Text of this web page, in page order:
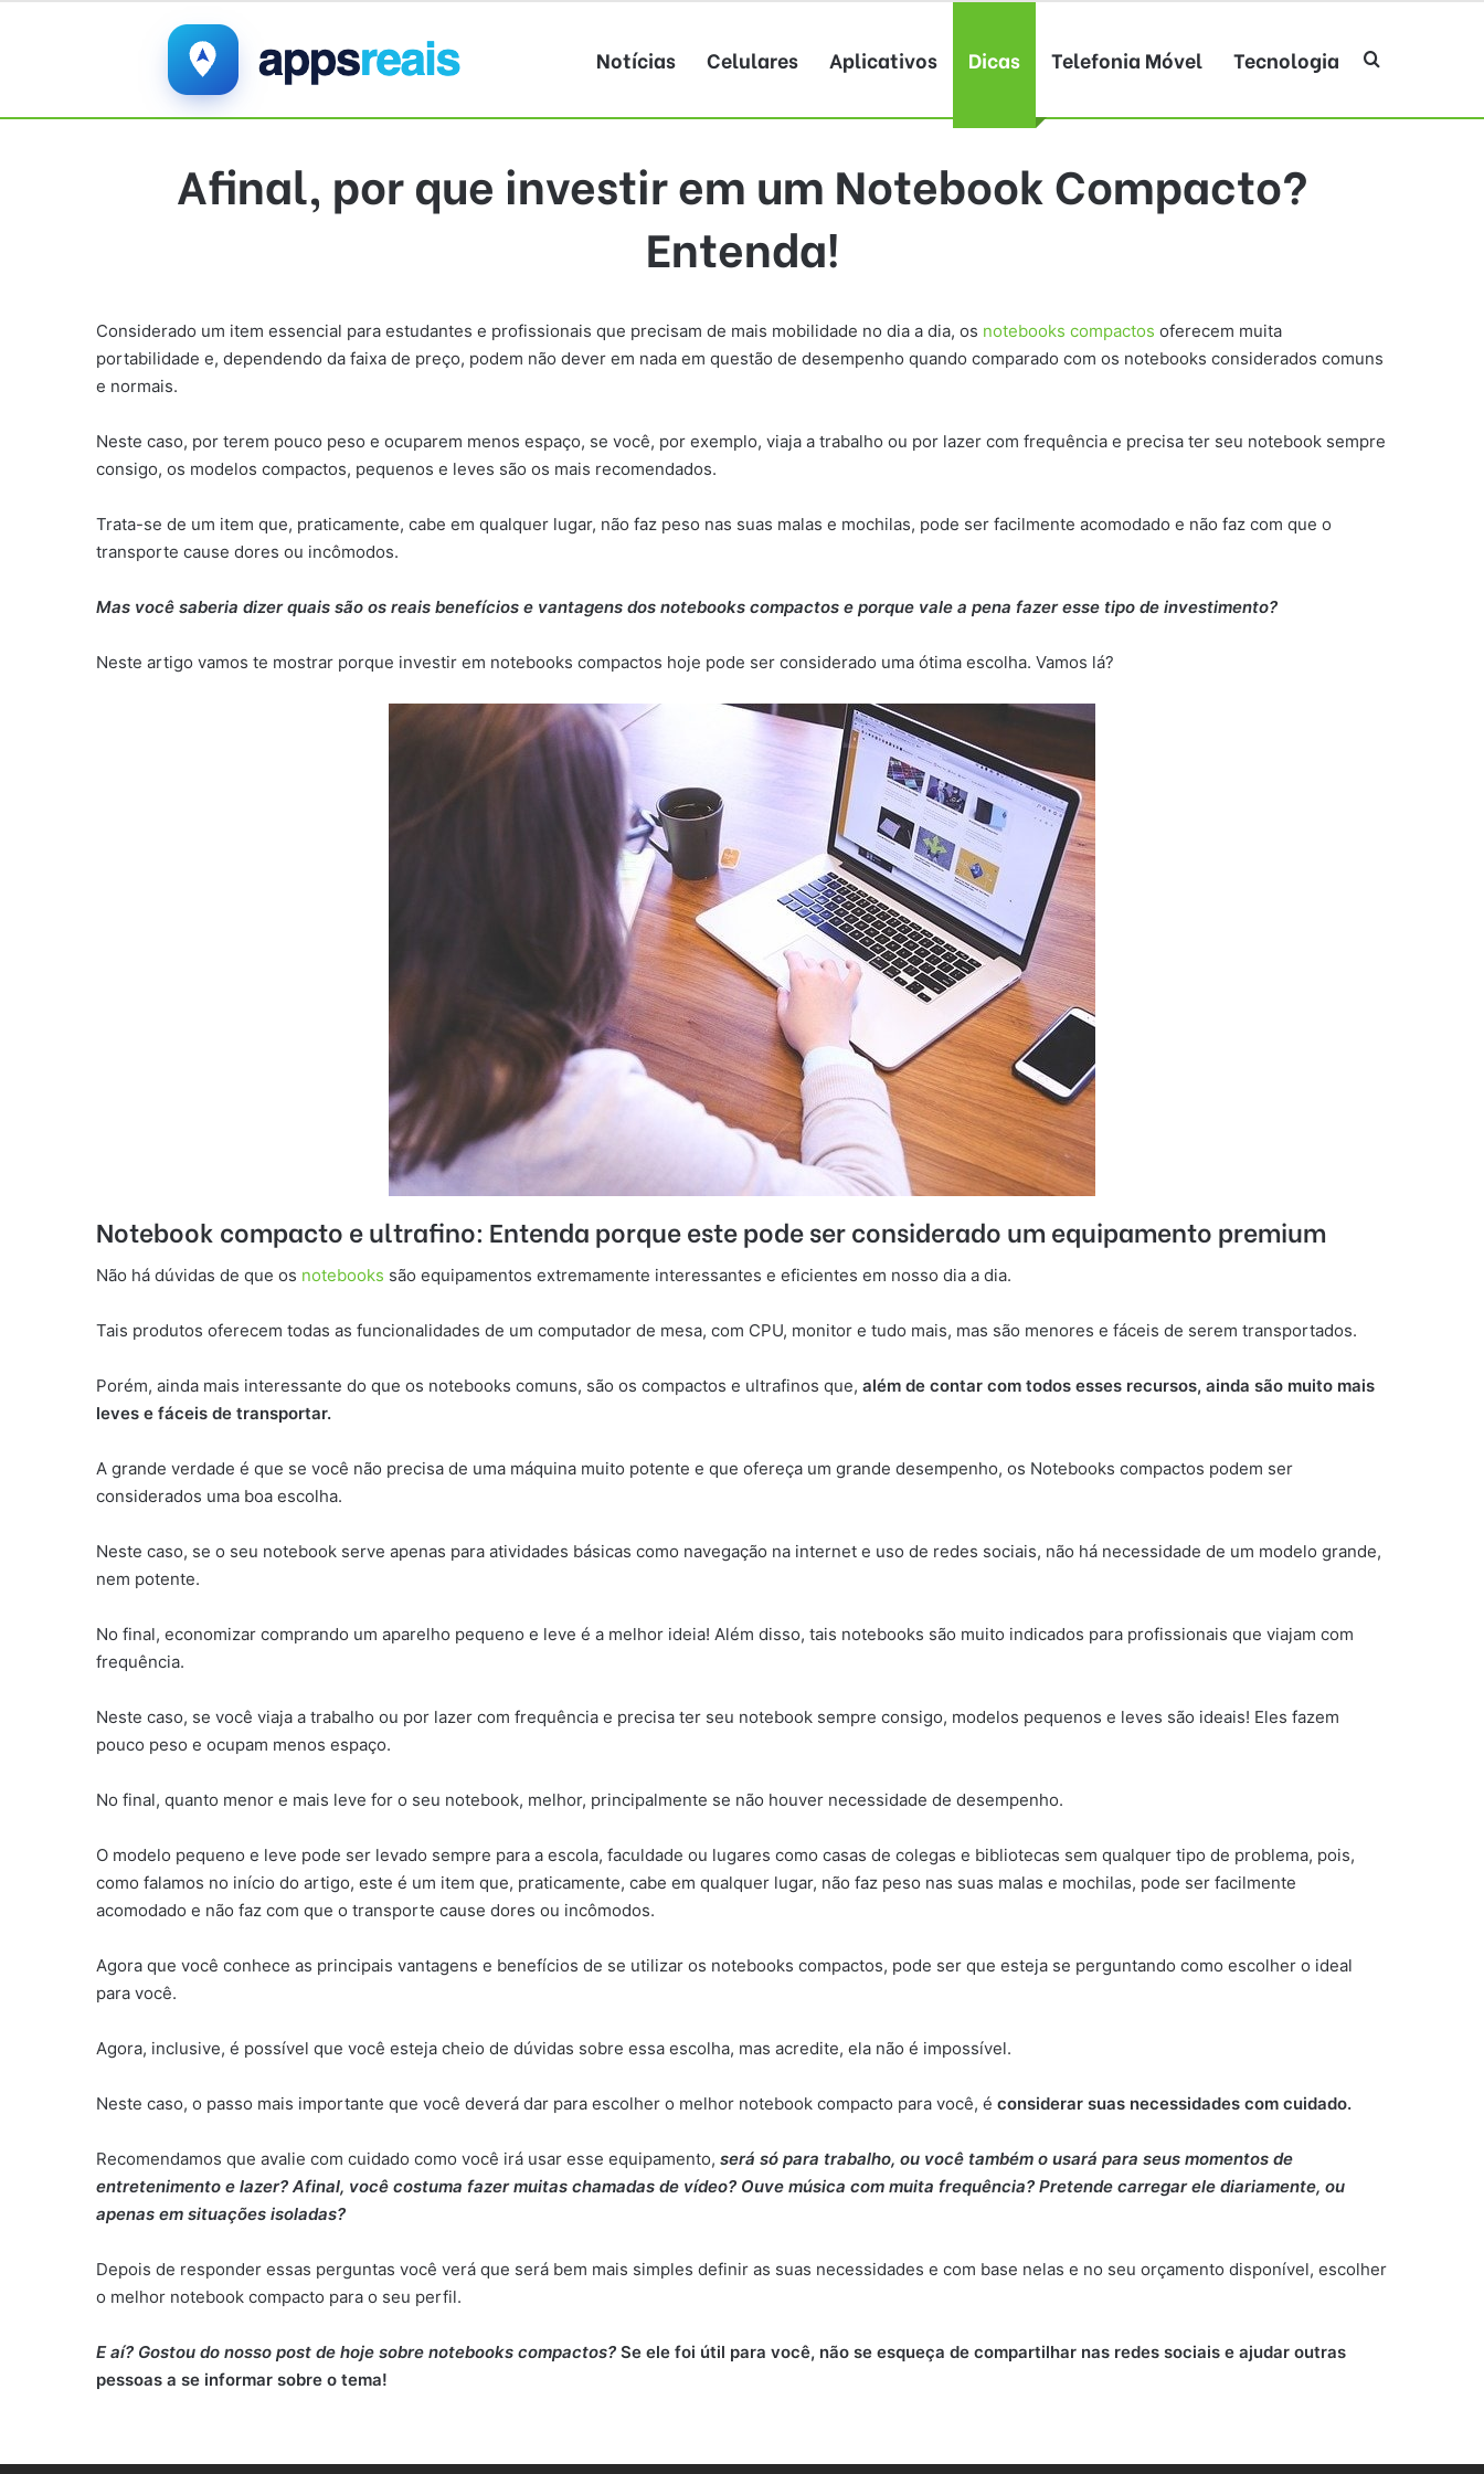
Notícias Celulares Aplicativos Dicas Telefonia Móvel Tecnologia Procurar por
Afinal, por que investir em um Notebook Compacto?
Entenda!
Considerado um item essencial para estudantes e profissionais que precisam de mais mobilidade no dia a dia, os notebooks compactos oferecem muita
portabilidade e, dependendo da faixa de preço, podem não dever em nada em questão de desempenho quando comparado com os notebooks considerados comuns
e normais.
Neste caso, por terem pouco peso e ocuparem menos espaço, se você, por exemplo, viaja a trabalho ou por lazer com frequência e precisa ter seu notebook sempre
consigo, os modelos compactos, pequenos e leves são os mais recomendados.
Trata-se de um item que, praticamente, cabe em qualquer lugar, não faz peso nas suas malas e mochilas, pode ser facilmente acomodado e não faz com que o
transporte cause dores ou incômodos.
Mas você saberia dizer quais são os reais benefícios e vantagens dos notebooks compactos e porque vale a pena fazer esse tipo de investimento?
Neste artigo vamos te mostrar porque investir em notebooks compactos hoje pode ser considerado uma ótima escolha. Vamos lá?
Notebook compacto e ultrafino: Entenda porque este pode ser considerado um equipamento premium
Não há dúvidas de que os notebooks são equipamentos extremamente interessantes e eficientes em nosso dia a dia.
Tais produtos oferecem todas as funcionalidades de um computador de mesa, com CPU, monitor e tudo mais, mas são menores e fáceis de serem transportados.
Porém, ainda mais interessante do que os notebooks comuns, são os compactos e ultrafinos que, além de contar com todos esses recursos, ainda são muito mais
leves e fáceis de transportar.
A grande verdade é que se você não precisa de uma máquina muito potente e que ofereça um grande desempenho, os Notebooks compactos podem ser
considerados uma boa escolha.
Neste caso, se o seu notebook serve apenas para atividades básicas como navegação na internet e uso de redes sociais, não há necessidade de um modelo grande,
nem potente.
No final, economizar comprando um aparelho pequeno e leve é a melhor ideia! Além disso, tais notebooks são muito indicados para profissionais que viajam com
frequência.
Neste caso, se você viaja a trabalho ou por lazer com frequência e precisa ter seu notebook sempre consigo, modelos pequenos e leves são ideais! Eles fazem
pouco peso e ocupam menos espaço.
No final, quanto menor e mais leve for o seu notebook, melhor, principalmente se não houver necessidade de desempenho.
O modelo pequeno e leve pode ser levado sempre para a escola, faculdade ou lugares como casas de colegas e bibliotecas sem qualquer tipo de problema, pois,
como falamos no início do artigo, este é um item que, praticamente, cabe em qualquer lugar, não faz peso nas suas malas e mochilas, pode ser facilmente
acomodado e não faz com que o transporte cause dores ou incômodos.
Agora que você conhece as principais vantagens e benefícios de se utilizar os notebooks compactos, pode ser que esteja se perguntando como escolher o ideal
para você.
Agora, inclusive, é possível que você esteja cheio de dúvidas sobre essa escolha, mas acredite, ela não é impossível.
Neste caso, o passo mais importante que você deverá dar para escolher o melhor notebook compacto para você, é considerar suas necessidades com cuidado.
Recomendamos que avalie com cuidado como você irá usar esse equipamento, será só para trabalho, ou você também o usará para seus momentos de
entretenimento e lazer? Afinal, você costuma fazer muitas chamadas de vídeo? Ouve música com muita frequência? Pretende carregar ele diariamente, ou
apenas em situações isoladas?
Depois de responder essas perguntas você verá que será bem mais simples definir as suas necessidades e com base nelas e no seu orçamento disponível, escolher
o melhor notebook compacto para o seu perfil.
E aí? Gostou do nosso post de hoje sobre notebooks compactos? Se ele foi útil para você, não se esqueça de compartilhar nas redes sociais e ajudar outras
pessoas a se informar sobre o tema!